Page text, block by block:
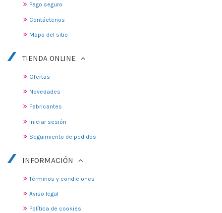
Pago seguro
Contáctenos
Mapa del sitio
TIENDA ONLINE
Ofertas
Novedades
Fabricantes
Iniciar sesión
Seguimiento de pedidos
INFORMACIÓN
Términos y condiciones
Aviso legal
Política de cookies